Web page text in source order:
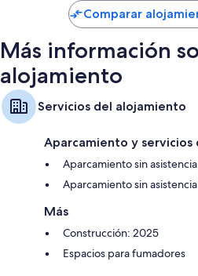
Comparar
Más información
alojamiento
Servicios del alojamiento
Aparcamiento y
Aparcamiento sin
Aparcamiento sin
Más
Construcción: 2025
Espacios para fumadores